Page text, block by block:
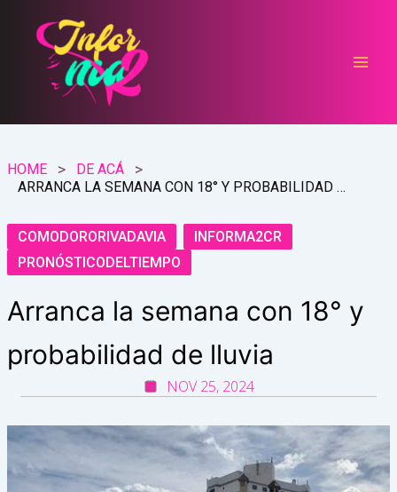
contenido
HOME
DE ACÁ
ARRANCA LA SEMANA CON 18° Y PROBABILIDAD DE LLUVIA
COMODORORIVADAVIA
INFORMA2CR
PRONÓSTICODELTIEMPO
Arranca la semana con 18° y
probabilidad de lluvia
NOV 25, 2024